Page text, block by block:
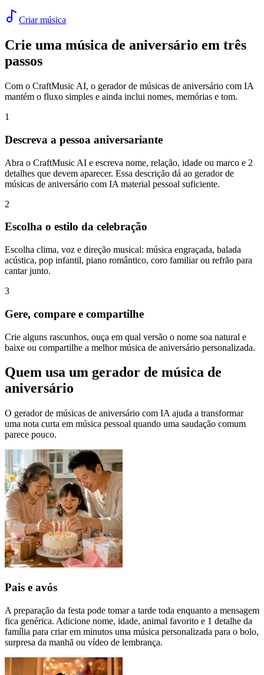
Criar música
Crie uma música de aniversário em três
passos
Com o CraftMusic AI, o gerador de músicas de aniversário com IA
mantém o fluxo simples e ainda inclui nomes, memórias e tom.
1
Descreva a pessoa aniversariante
Abra o CraftMusic AI e escreva nome, relação, idade ou marco e 2
detalhes que devem aparecer. Essa descrição dá ao gerador de
músicas de aniversário com IA material pessoal suficiente.
2
Escolha o estilo da celebração
Escolha clima, voz e direção musical: música engraçada, balada
acústica, pop infantil, piano romântico, coro familiar ou refrão para
cantar junto.
3
Gere, compare e compartilhe
Crie alguns rascunhos, ouça em qual versão o nome soa natural e
baixe ou compartilhe a melhor música de aniversário personalizada.
Quem usa um gerador de música de
aniversário
O gerador de músicas de aniversário com IA ajuda a transformar
uma nota curta em música pessoal quando uma saudação comum
parece pouco.
Pais e avós
A preparação da festa pode tomar a tarde toda enquanto a mensagem
fica genérica. Adicione nome, idade, animal favorito e 1 detalhe da
família para criar em minutos uma música personalizada para o bolo,
surpresa da manhã ou vídeo de lembrança.